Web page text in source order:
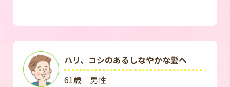
ハリ、コシのあるしなやかな髪へ
61歳 男性